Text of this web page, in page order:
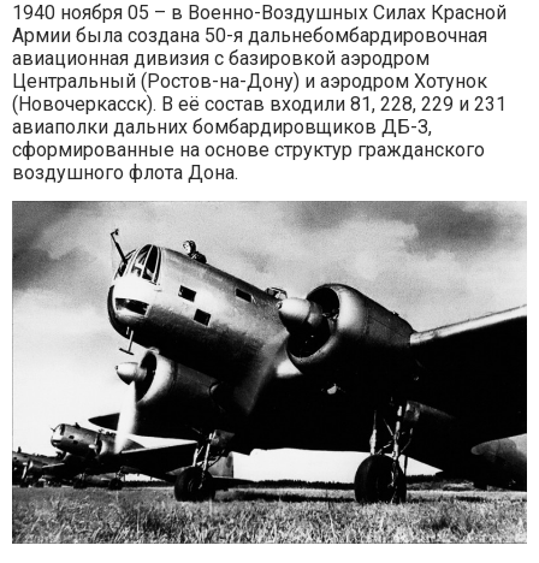
1940 ноября 05 – в Военно-Воздушных Силах Красной
Армии была создана 50-я дальнебомбардировочная
авиационная дивизия с базировкой аэродром
Центральный (Ростов-на-Дону) и аэродром Хотунок
(Новочеркасск). В её состав входили 81, 228, 229 и 231
авиаполки дальних бомбардировщиков ДБ-З,
сформированные на основе структур гражданского
воздушного флота Дона.